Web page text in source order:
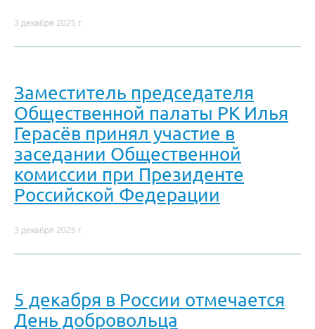
3 декабря 2025 г.
Заместитель председателя
Общественной палаты РК Илья
Герасёв принял участие в
заседании Общественной
комиссии при Президенте
Российской Федерации
3 декабря 2025 г.
5 декабря в России отмечается
День добровольца